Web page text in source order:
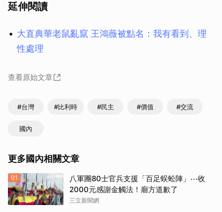
延伸閱讀
大直典華老鼠亂竄 王鴻薇被點名：我有看到、理
性處理
查看原始文章
#台灣 #比利時 #民主 #價值 #交流
國內
更多國內相關文章
01
八軍團80士官兵支援「百足蜈蚣陣」⋯收
2000元感謝金觸法！廟方道歉了
三立新聞網